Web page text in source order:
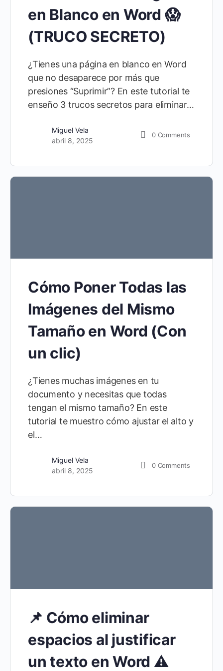
en Blanco en Word 😱
(TRUCO SECRETO)
¿Tienes una página en blanco en Word
que no desaparece por más que
presiones “Suprimir”? En este tutorial te
enseño 3 trucos secretos para eliminar…
Miguel Vela
abril 8, 2025
0 Comments
Cómo Poner Todas las
Imágenes del Mismo
Tamaño en Word (Con
un clic)
¿Tienes muchas imágenes en tu
documento y necesitas que todas
tengan el mismo tamaño? En este
tutorial te muestro cómo ajustar el alto y
el…
Miguel Vela
abril 8, 2025
0 Comments
📌 Cómo eliminar
espacios al justificar
un texto en Word ⚠️